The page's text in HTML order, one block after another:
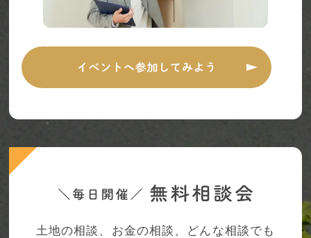
土地の相談、お金の相談、どんな相談でも